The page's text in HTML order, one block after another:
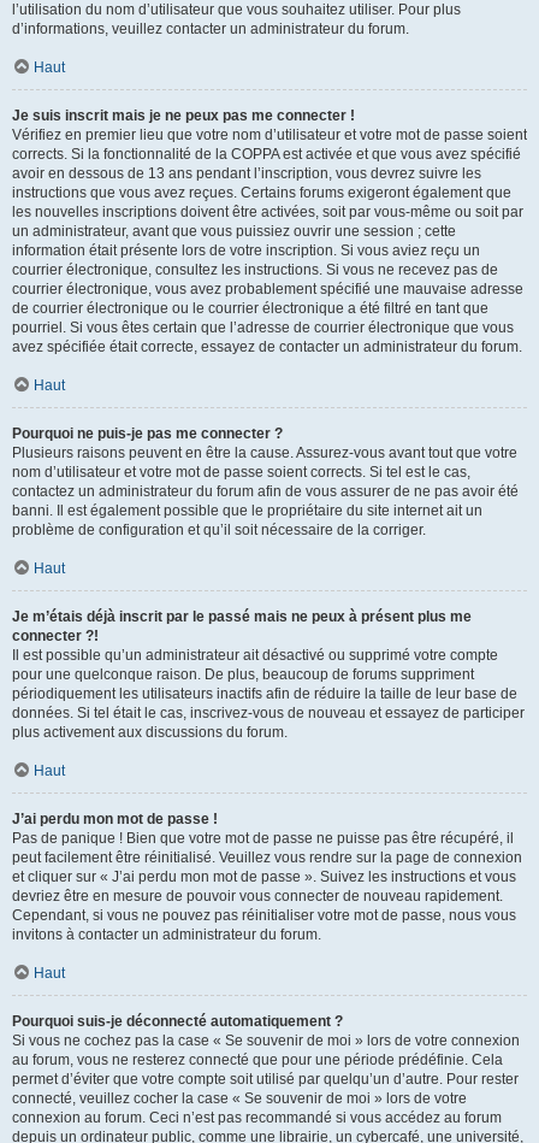
l’utilisation du nom d’utilisateur que vous souhaitez utiliser. Pour plus
d’informations, veuillez contacter un administrateur du forum.
Haut
Je suis inscrit mais je ne peux pas me connecter !
Vérifiez en premier lieu que votre nom d’utilisateur et votre mot de passe soient
corrects. Si la fonctionnalité de la COPPA est activée et que vous avez spécifié
avoir en dessous de 13 ans pendant l’inscription, vous devrez suivre les
instructions que vous avez reçues. Certains forums exigeront également que
les nouvelles inscriptions doivent être activées, soit par vous-même ou soit par
un administrateur, avant que vous puissiez ouvrir une session ; cette
information était présente lors de votre inscription. Si vous aviez reçu un
courrier électronique, consultez les instructions. Si vous ne recevez pas de
courrier électronique, vous avez probablement spécifié une mauvaise adresse
de courrier électronique ou le courrier électronique a été filtré en tant que
pourriel. Si vous êtes certain que l’adresse de courrier électronique que vous
avez spécifiée était correcte, essayez de contacter un administrateur du forum.
Haut
Pourquoi ne puis-je pas me connecter ?
Plusieurs raisons peuvent en être la cause. Assurez-vous avant tout que votre
nom d’utilisateur et votre mot de passe soient corrects. Si tel est le cas,
contactez un administrateur du forum afin de vous assurer de ne pas avoir été
banni. Il est également possible que le propriétaire du site internet ait un
problème de configuration et qu’il soit nécessaire de la corriger.
Haut
Je m’étais déjà inscrit par le passé mais ne peux à présent plus me
connecter ?!
Il est possible qu’un administrateur ait désactivé ou supprimé votre compte
pour une quelconque raison. De plus, beaucoup de forums suppriment
périodiquement les utilisateurs inactifs afin de réduire la taille de leur base de
données. Si tel était le cas, inscrivez-vous de nouveau et essayez de participer
plus activement aux discussions du forum.
Haut
J’ai perdu mon mot de passe !
Pas de panique ! Bien que votre mot de passe ne puisse pas être récupéré, il
peut facilement être réinitialisé. Veuillez vous rendre sur la page de connexion
et cliquer sur « J’ai perdu mon mot de passe ». Suivez les instructions et vous
devriez être en mesure de pouvoir vous connecter de nouveau rapidement.
Cependant, si vous ne pouvez pas réinitialiser votre mot de passe, nous vous
invitons à contacter un administrateur du forum.
Haut
Pourquoi suis-je déconnecté automatiquement ?
Si vous ne cochez pas la case « Se souvenir de moi » lors de votre connexion
au forum, vous ne resterez connecté que pour une période prédéfinie. Cela
permet d’éviter que votre compte soit utilisé par quelqu’un d’autre. Pour rester
connecté, veuillez cocher la case « Se souvenir de moi » lors de votre
connexion au forum. Ceci n’est pas recommandé si vous accédez au forum
depuis un ordinateur public, comme une librairie, un cybercafé, une université,